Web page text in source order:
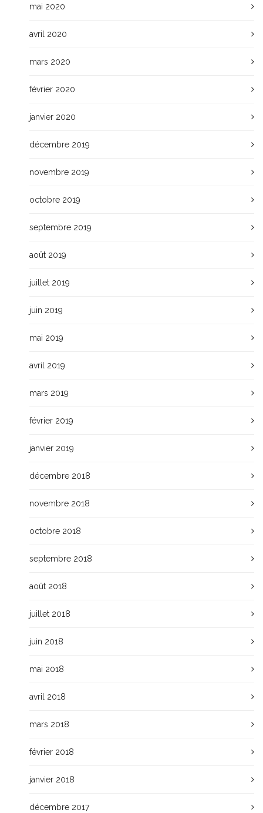
mai 2020
avril 2020
mars 2020
février 2020
janvier 2020
décembre 2019
novembre 2019
octobre 2019
septembre 2019
août 2019
juillet 2019
juin 2019
mai 2019
avril 2019
mars 2019
février 2019
janvier 2019
décembre 2018
novembre 2018
octobre 2018
septembre 2018
août 2018
juillet 2018
juin 2018
mai 2018
avril 2018
mars 2018
février 2018
janvier 2018
décembre 2017